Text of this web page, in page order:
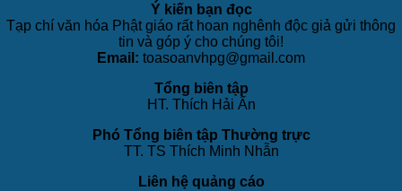
Ý kiến bạn đọc
Tạp chí văn hóa Phật giáo rất hoan nghênh độc giả gửi thông
tin và góp ý cho chúng tôi!
Email: toasoanvhpg@gmail.com
Tổng biên tập
HT. Thích Hải Ấn
Phó Tổng biên tập Thường trực
TT. TS Thích Minh Nhẫn
Liên hệ quảng cáo